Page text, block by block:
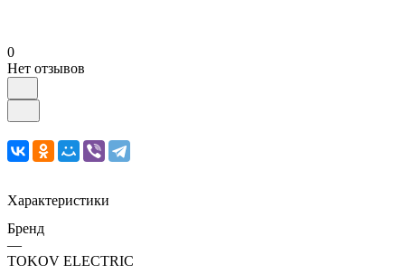
0
Нет отзывов
Характеристики
Бренд
—
TOKOV ELECTRIC